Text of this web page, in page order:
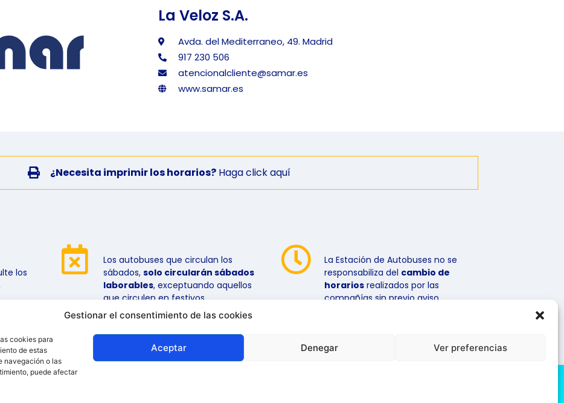
Gestionar el consentimiento de las cookies
cookies para
de estas
navegación o las
puede afectar
Aceptar Denegar Ver preferencias
La Veloz S.A.
Avda. del Mediterraneo, 49. Madrid
917 230 506
atencionalcliente@samar.es
www.samar.es
¿Necesita imprimir los horarios? Haga click aquí
los
Los autobuses que circulan los
sábados, solo circularán sábados
laborables, exceptuando aquellos
que circulen en festivos.
La Estación de Autobuses no se
responsabiliza del cambio de
horarios realizados por las
compañías sin previo aviso.